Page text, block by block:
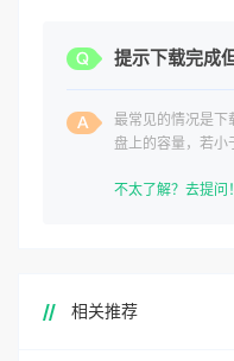
提示下载完成
最常见的情况是下
盘上的容量，若小
不太了解？去提问！
相关推荐